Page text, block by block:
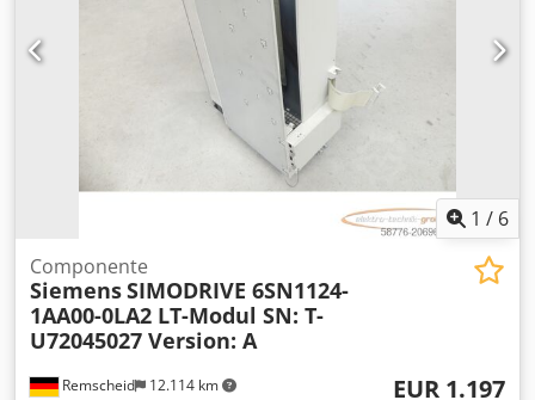
1 / 6
Remscheid 12.114 km
Componente
SiemensSIMODRIVE 6SN1124-
1AA00-0LA2 LT-Modul SN: T-
U72045027 Version: A
EUR 1.197